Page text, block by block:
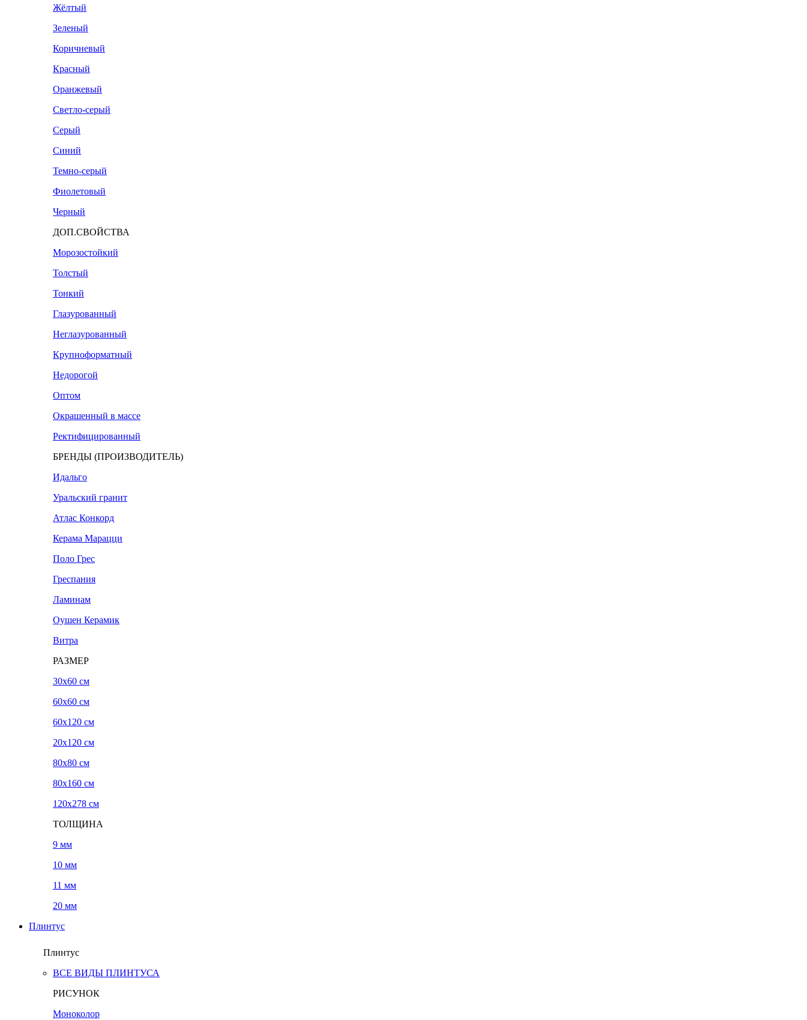
Жёлтый
Зеленый
Коричневый
Красный
Оранжевый
Светло-серый
Серый
Синий
Темно-серый
Фиолетовый
Черный
ДОП.СВОЙСТВА
Морозостойкий
Толстый
Тонкий
Глазурованный
Неглазурованный
Крупноформатный
Недорогой
Оптом
Окрашенный в массе
Ректифицированный
БРЕНДЫ (ПРОИЗВОДИТЕЛЬ)
Идальго
Уральский гранит
Атлас Конкорд
Керама Марацци
Поло Грес
Греспания
Ламинам
Оушен Керамик
Витра
РАЗМЕР
30x60 см
60x60 см
60x120 см
20х120 см
80x80 см
80x160 см
120х278 см
ТОЛЩИНА
9 мм
10 мм
11 мм
20 мм
Плинтус
Плинтус
ВСЕ ВИДЫ ПЛИНТУСА
РИСУНОК
Моноколор